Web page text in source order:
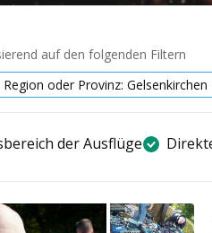
auf den folgenden Filtern
oder Provinz: Gelsenkirchen
der Ausflüge